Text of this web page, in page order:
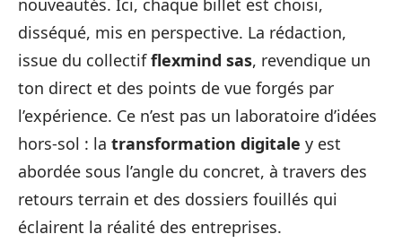
disséqué, mis en perspective. La rédaction,
issue du collectifflexmind sas, revendique un
ton direct et des points de vue forgés par
l’expérience. Ce n’est pas un laboratoire d’idées
hors-sol : la transformation digitale y est
abordée sous l’angle du concret, à travers des
retours terrain et des dossiers fouillés qui
éclairent la réalité des entreprises.